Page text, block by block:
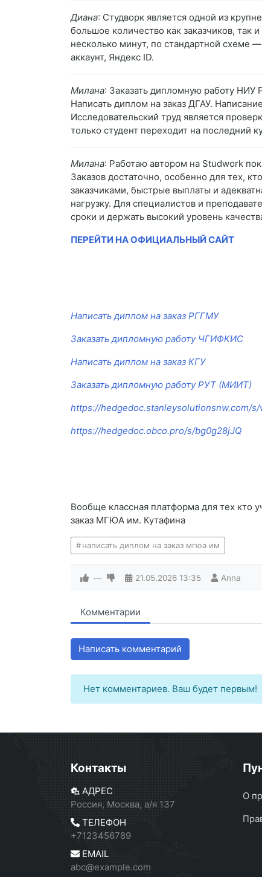
Диана: Студворк является одной из
большое количество как заказчиков, так
несколько минут, по стандартной схеме
аккаунт, Яндекс ID.
Милана: Заказать дипломную работу
Написать диплом на заказ ДГАУ.
Исследовательский труд является
только студент переходит на последний
Милана: Работаю автором на Studwork
Заказов достаточно, особенно для тех,
заказчиками, быстрые выплаты и
нагрузку. Для специалистов и
сроки и держать высокий уровень
ПЕРЕЙТИ НА ОФИЦИАЛЬНЫЙ САЙТ
Написать диплом на заказ РГГМУ
Заказать дипломную работу ЧГИФКИС
Написать диплом на заказ КГУ
Заказать дипломную работу РУТ (МИИТ)
https://hedgedoc.stanleysolutionsnw.com/s/
https://hedgedoc.obco.pro/s/bg0g28jJQ
Вообще классная платформа для тех кто
заказ МГЮА им. Кутафина
написать диплом на заказ мгюа им
— 21.05.2026 13:35 Anna
Комментарии
Написать комментарий
Нет комментариев. Ваш будет первым!
Контакты
АДРЕС
Россия, Москва, а/я 137
ТЕЛЕФОН
+7123456789
EMAIL
abc@example.com
О